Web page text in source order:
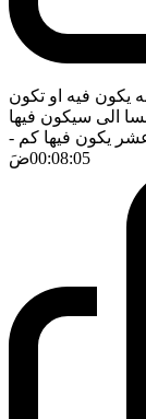
يكون فيه او تكون
الى سيكون فيها
يكون فيها كم -
00:08:05ضَ